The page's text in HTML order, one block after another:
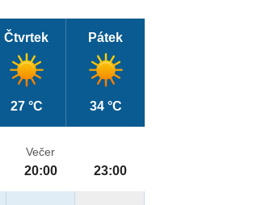
Čtvrtek
27 °C
Pátek
34 °C
Večer
20:00 23:00